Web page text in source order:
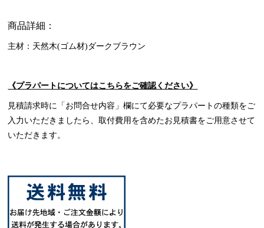
商品詳細：
主材：天然木(ゴム材)ダークブラウン
《プラパートについてはこちらをご確認ください》
見積請求時に「お問合せ内容」欄にて必要なプラパートの種類をご
入力いただきましたら、取付費用を含めたお見積書をご用意させて
いただきます。